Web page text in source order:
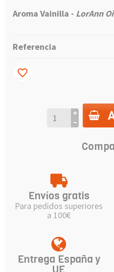
Aroma Vainilla - LorAnn
Referencia
favorite_border
Envíos gratis
Para pedidos superiores
a 100€
Entrega España y